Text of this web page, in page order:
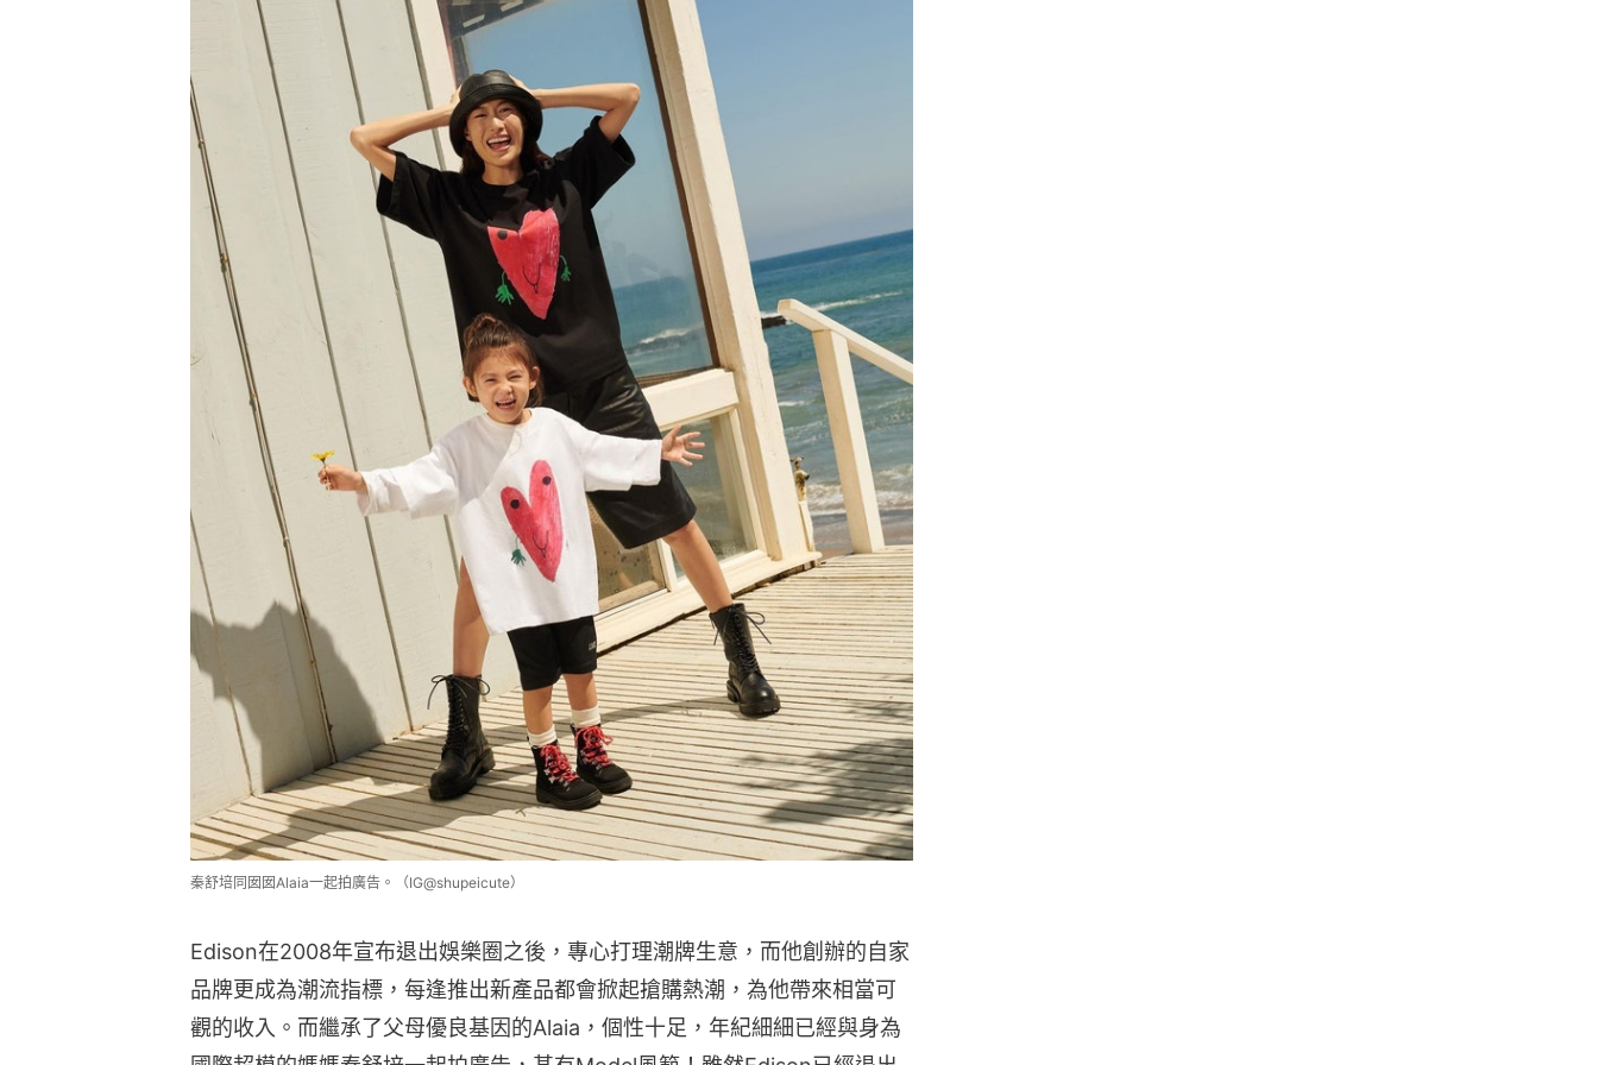
秦舒培同囡囡Alaia一起拍廣告。（IG@shupeicute）
Edison在2008年宣布退出娛樂圈之後，專心打理潮牌生意，而他創辦的自家
品牌更成為潮流指標，每逢推出新產品都會掀起搶購熱潮，為他帶來相當可
觀的收入。而繼承了父母優良基因的Alaia，個性十足，年紀細細已經與身為